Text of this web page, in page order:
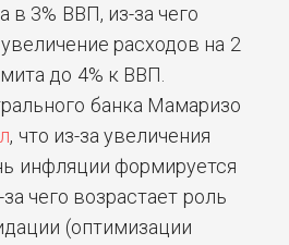
3% ВВП, из-за чего
увеличение расходов на 2
до 4% к ВВП.
банка Мамаризо
, что из-за увеличения
инфляции формируется
чего возрастает роль
(оптимизации